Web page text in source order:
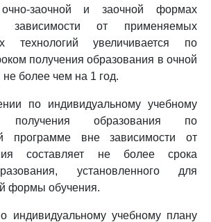
заочной и заочной формах
зависимости от применяемых
технологий увеличивается по
получения образования в очной
более чем на 1 год.
по индивидуальному учебному
образования по
программе вне зависимости от
составляет не более срока
установленного для
формы обучения.
индивидуальному учебному плану